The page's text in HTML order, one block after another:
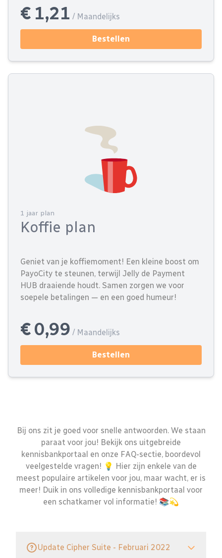
€ 1,21 / Maandelijks
Bestellen
1 jaar plan
Koffie plan
Geniet van je koffiemoment! Een kleine boost om
PayoCity te steunen, terwijl Jelly de Payment
HUB draaiende houdt. Samen zorgen we voor
soepele betalingen — en een goed humeur!
€ 0,99 / Maandelijks
Bestellen
Bij ons zit je goed voor snelle antwoorden. We staan
paraat voor jou! Bekijk ons uitgebreide
kennisbankportaal en onze FAQ-sectie, boordevol
veelgestelde vragen! 💡 Hier zijn enkele van de
meest populaire artikelen voor jou, maar wacht, er is
meer! Duik in ons volledige kennisbankportaal voor
een schatkamer vol informatie! 📚💫
Update Cipher Suite - Februari 2022